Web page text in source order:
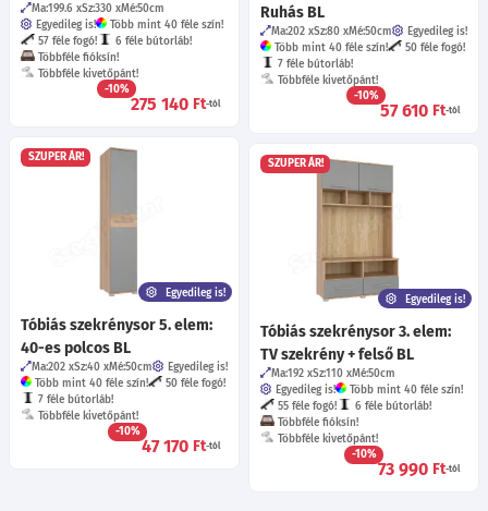
Ma:199.6 Sz:330 Mé:50cm
Egyedileg is!
Több mint 40 féle szín!
57 féle fogó!
6 féle bútorláb!
Többféle fióksín!
Többféle kivetőpánt!
-10%
275 140 Ft-tól
Ruhás BL
Ma:202 Sz:80 Mé:50cm
Egyedileg is!
Több mint 40 féle szín!
50 féle fogó!
7 féle bútorláb!
Többféle kivetőpánt!
-10%
57 610 Ft-tól
SZUPER ÁR!
Egyedileg is!
Tóbiás szekrénysor 5. elem:
40-es polcos BL
Ma:202 Sz:40 Mé:50cm
Egyedileg is!
Több mint 40 féle szín!
50 féle fogó!
7 féle bútorláb!
Többféle kivetőpánt!
-10%
47 170 Ft-tól
SZUPER ÁR!
Egyedileg is!
Tóbiás szekrénysor 3. elem:
TV szekrény + felső BL
Ma:192 Sz:110 Mé:50cm
Egyedileg is!
Több mint 40 féle szín!
55 féle fogó!
6 féle bútorláb!
Többféle fióksín!
Többféle kivetőpánt!
-10%
73 990 Ft-tól